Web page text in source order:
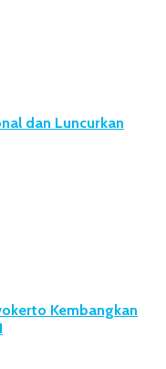
dan Luncurkan
Kembangkan